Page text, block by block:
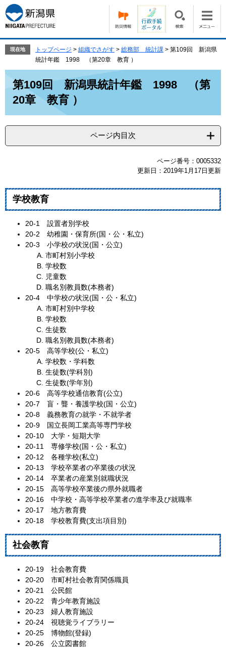
ー
ジ
の
で
す。
ニ
ュ
ー
ば
現在地 トップページ > 組織でさがす > 総務部 統計課 > 第109回 新潟県
統計年鑑 1998 （第20章 教育 ）
第109回 新潟県統計年鑑 1998 （第
20章 教育 ）
ページ内目次
ページ番号：0005332
更新日：2019年1月17日更新
学校教育
20‐1 設置者別学校
20‐2 幼稚園・保育所(国・公・私立)
20‐3 小学校の状況(国・公立)
市町村別小学校
学校数
児童数
職名別教員数(本務者)
20‐4 中学校の状況(国・公・私立)
市町村別中学校
学校数
生徒数
職名別教員数(本務者)
20‐5 高等学校(公・私立)
学校数・学科数
生徒数(学科別)
生徒数(学年別)
20‐6 高等学校通信教育(公立)
20‐7 盲・聾・養護学校(国・公立)
20‐8 義務教育の就学・不就学者
20‐9 国立長岡工業高等専門学校
20‐10 大学・短期大学
20‐11 専修学校(国・公・私立)
20‐12 各種学校(私立)
20‐13 学校卒業者の卒業後の状況
20‐14 卒業者の産業別就職状況
20‐15 高等学校卒業後の県外就職者
20‐16 中学校・高等学校卒業者の進学率及び就職率
20‐17 地方教育費
20‐18 学校教育費(支出項目別)
社会教育
20‐19 社会教育費
20‐20 市町村社会教育関係職員
20‐21 公民館
20‐22 青少年教育施設
20‐23 婦人教育施設
20‐24 視聴覚ライブラリー
20‐25 博物館(登録)
20‐26 公立図書館